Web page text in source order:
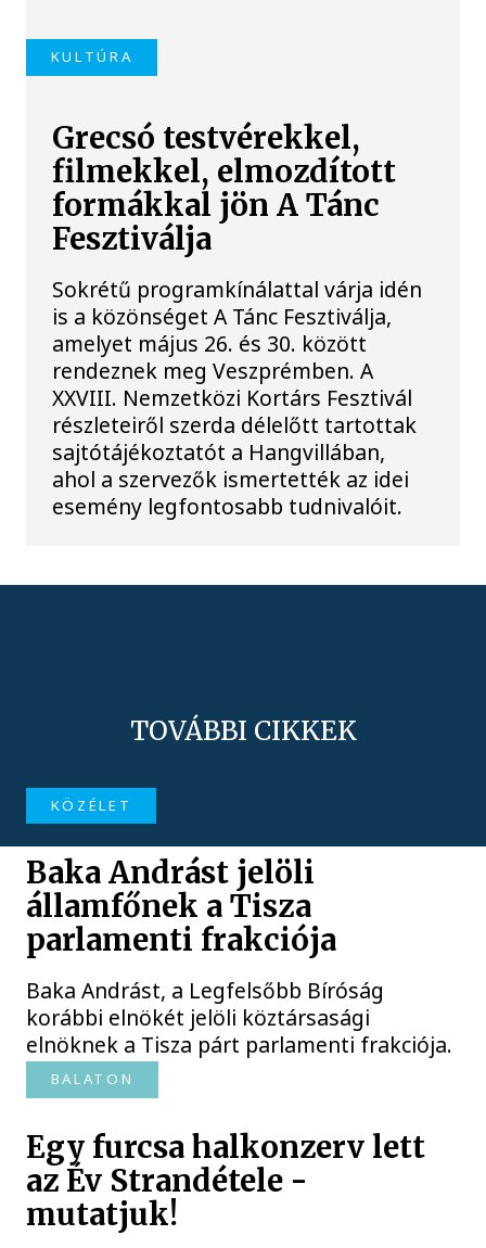
KULTÚRA
Grecsó testvérekkel,
filmekkel, elmozdított
formákkal jön A Tánc
Fesztiválja
Sokrétű programkínálattal várja idén
is a közönséget A Tánc Fesztiválja,
amelyet május 26. és 30. között
rendeznek meg Veszprémben. A
XXVIII. Nemzetközi Kortárs Fesztivál
részleteiről szerda délelőtt tartottak
sajtótájékoztatót a Hangvillában,
ahol a szervezők ismertették az idei
esemény legfontosabb tudnivalóit.
TOVÁBBI CIKKEK
KÖZÉLET
Baka Andrást jelöli
államfőnek a Tisza
parlamenti frakciója
Baka Andrást, a Legfelsőbb Bíróság
korábbi elnökét jelöli köztársasági
elnöknek a Tisza párt parlamenti frakciója.
BALATON
Egy furcsa halkonzerv lett
az Év Strandétele -
mutatjuk!